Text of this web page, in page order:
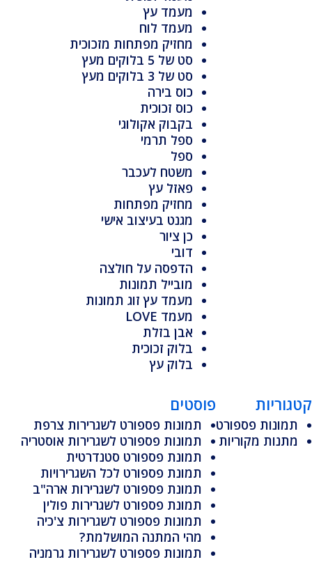
מעמד עץ
מעמד לוח
מחזיק מפתחות מזכוכית
סט של 5 בלוקים מעץ
סט של 3 בלוקים מעץ
כוס בירה
כוס זכוכית
בקבוק אקולוגי
ספל תרמי
ספל
משטח לעכבר
פאזל עץ
מחזיק מפתחות
מגנט בעיצוב אישי
כן ציור
דובי
הדפסה על חולצה
מובייל תמונות
מעמד עץ זוג תמונות
מעמד LOVE
אבן בזלת
בלוק זכוכית
בלוק עץ
קטגוריות
תמונות פספורט
מתנות מקוריות
פוסטים
תמונות פספורט לשגרירות צרפת
תמונות פספורט לשגרירות אוסטריה
תמונת פספורט סטנדרטית
תמונת פספורט לכל השגרירויות
תמונת פספורט לשגרירות ארה"ב
תמונת פספורט לשגרירות פולין
תמונות פספורט לשגרירות צ'כיה
מהי המתנה המושלמת?
תמונות פספורט לשגרירות גרמניה